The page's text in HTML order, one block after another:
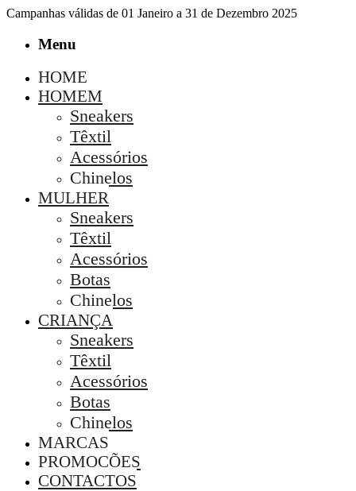
Campanhas válidas de 01 Janeiro a 31 de Dezembro 2025
Menu
HOME
HOMEM
Sneakers
Têxtil
Acessórios
Chinelos
MULHER
Sneakers
Têxtil
Acessórios
Botas
Chinelos
CRIANÇA
Sneakers
Têxtil
Acessórios
Botas
Chinelos
MARCAS
PROMOÇÕES
CONTACTOS